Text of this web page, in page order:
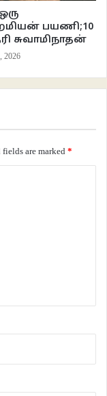
இருக்கிறது. அது
பயணி;10
சுவாமிநாதன்
2026
fields are marked *